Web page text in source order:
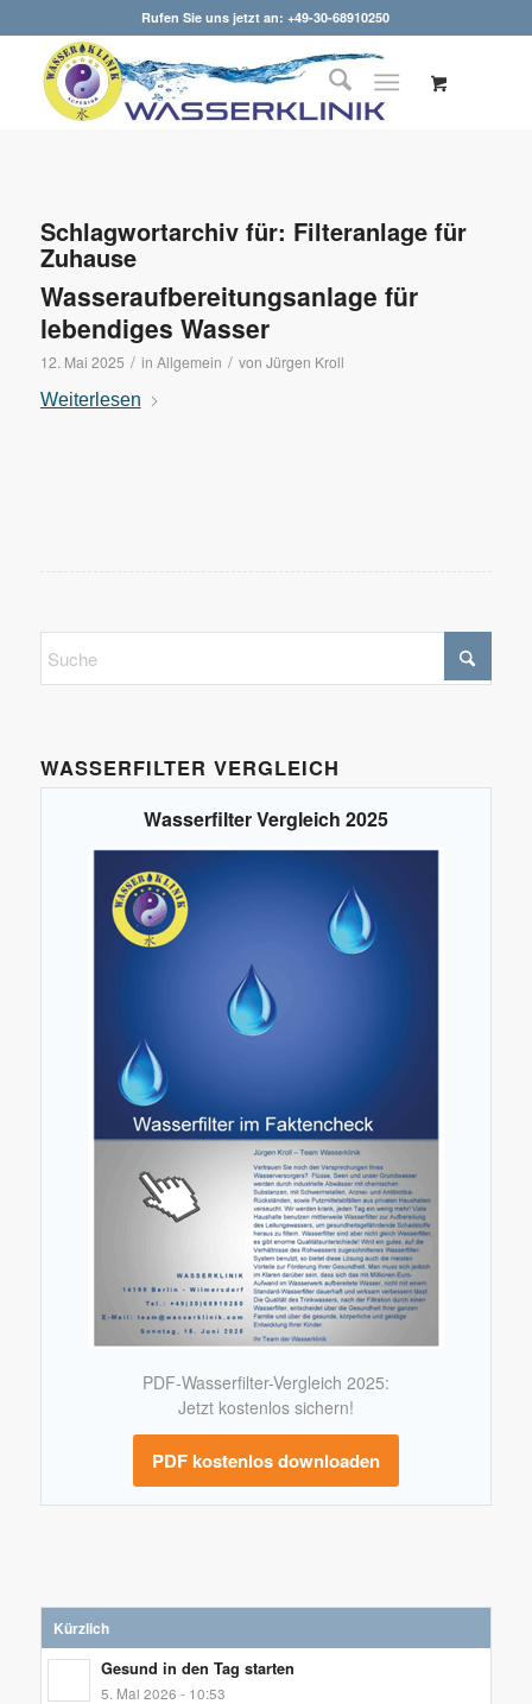
Rufen Sie uns jetzt an: +49-30-68910250
Schlagwortarchiv für: Filteranlage für
Zuhause
Wasseraufbereitungsanlage für
lebendiges Wasser
12. Mai 2025 / in Allgemein / von Jürgen Kroll
Weiterlesen
WASSERFILTER VERGLEICH
Wasserfilter Vergleich 2025
PDF-Wasserfilter-Vergleich 2025:
Jetzt kostenlos sichern!
PDF kostenlos downloaden
Kürzlich
Gesund in den Tag starten
5. Mai 2026 - 10:53